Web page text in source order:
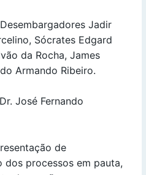
Jadir
Sócrates Edgard
da Rocha, James
Armando Ribeiro.
José Fernando
de
dos processos em pauta,